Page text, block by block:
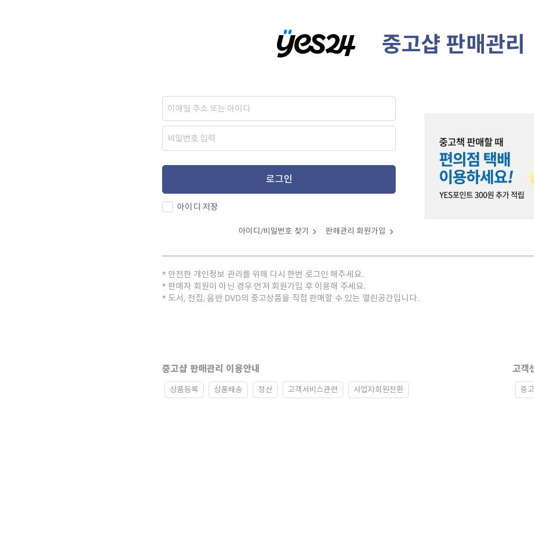
중고샵 판매관리
로그인
아이디 저장
아이디/비밀번호 찾기 판매관리 회원가입
안전한 개인정보 관리를 위해 다시 한번 로그인 해주세요.
판매자 회원이 아닌 경우 먼저 회원가입 후 이용해 주세요.
도서, 전집, 음반 DVD의 중고상품을 직접 판매할 수 있는 열린공간입니다.
중고샵 판매관리 이용안내
상품등록 상품배송 정산 고객서비스관련 사업자회원전환
고객
중